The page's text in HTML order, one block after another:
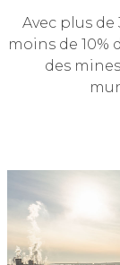
Avec plus de
moins de
des